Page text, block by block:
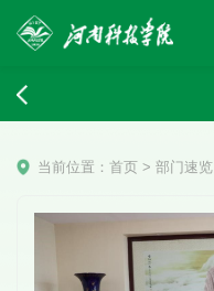
当前位置：首页 > 部门速览